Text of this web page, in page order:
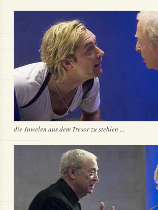
die Juwelen aus dem Tresor zu stehlen ...